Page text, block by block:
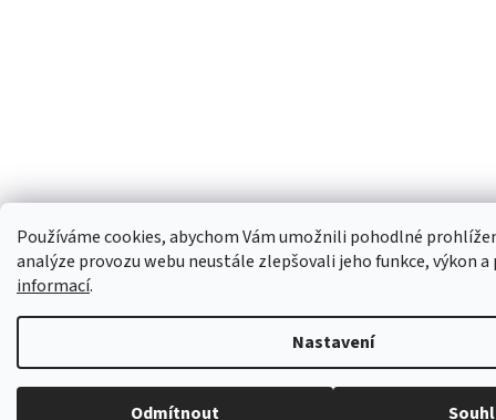
Používáme cookies, abychom Vám umožnili pohodlné
analýze provozu webu neustále zlepšovali jeho funkce, výkon
informací.
Nastavení
Odmítnout